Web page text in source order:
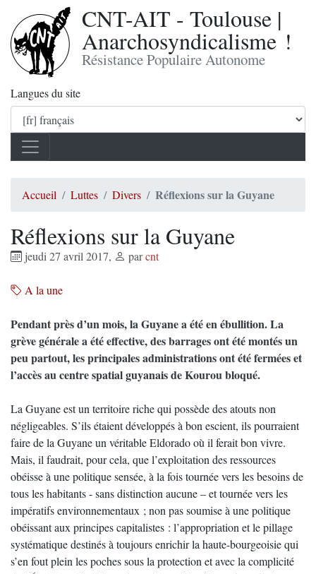
CNT-AIT - Toulouse |
Anarchosyndicalisme !
Résistance Populaire Autonome
Langues du site
Accueil Luttes Divers Réflexions sur la Guyane
Réflexions sur la Guyane
jeudi 27 avril 2017, parcnt
A la une
Pendant près d’un mois, la Guyane a été en ébullition. La
grève générale a été effective, des barrages ont été montés un
peu partout, les principales administrations ont été fermées et
l’accès au centre spatial guyanais de Kourou bloqué.
La Guyane est un territoire riche qui possède des atouts non
négligeables. S’ils étaient développés à bon escient, ils pourraient
faire de la Guyane un véritable Eldorado où il ferait bon vivre.
Mais, il faudrait, pour cela, que l’exploitation des ressources
obéisse à une politique sensée, à la fois tournée vers les besoins de
tous les habitants - sans distinction aucune – et tournée vers les
impératifs environnementaux ; non pas soumise à une politique
obéissant aux principes capitalistes : l’appropriation et le pillage
systématique destinés à toujours enrichir la haute-bourgeoisie qui
s’en fout plein les poches sous la protection et avec la complicité